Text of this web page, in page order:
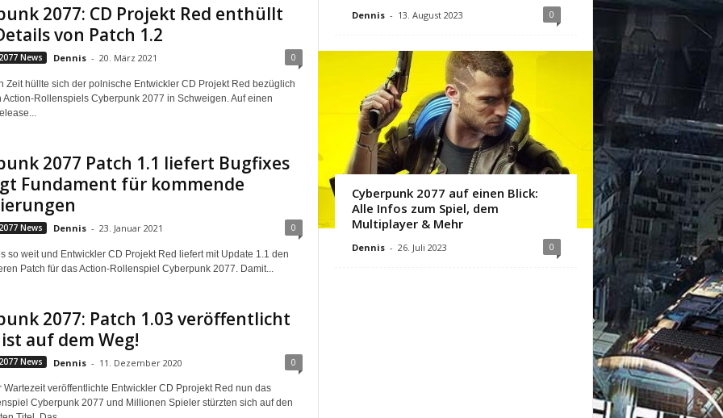
2077: CD Projekt Red enthüllt
von Patch 1.2
News Dennis - 20. März 2021 0
Zeit hüllte sich der polnische Entwickler CD Projekt Red bezüglich
Action-Rollenspiels Cyberpunk 2077 in Schweigen. Auf einen
2077 Patch 1.1 liefert Bugfixes
Fundament für kommende
News Dennis - 23. Januar 2021 0
so weit und Entwickler CD Projekt Red liefert mit Update 1.1 den
Patch für das Action-Rollenspiel Cyberpunk 2077. Damit...
2077: Patch 1.03 veröffentlicht
auf dem Weg!
News Dennis - 11. Dezember 2020 0
Wartezeit veröffentlichte Entwickler CD Pprojekt Red nun das
Cyberpunk 2077 und Millionen Spieler stürzten sich auf den
Dennis - 13. August 2023 0
Cyberpunk 2077 auf einen Blick:
Alle Infos zum Spiel, dem
Multiplayer & Mehr
Dennis - 26. Juli 2023 0